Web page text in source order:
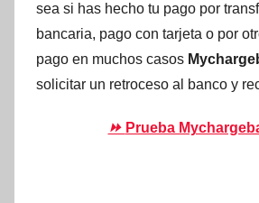
sea si has hecho tu pago por
bancaria, pago con tarjeta o por
pago en muchos casos
solicitar un retroceso al banco y
⏩ Prueba